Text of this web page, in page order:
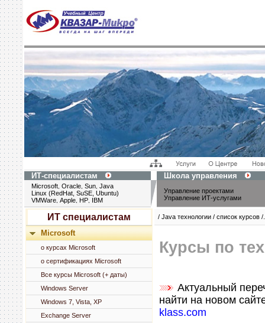
ИТ-специалистам Школа управления
Microsoft Oracle Sun Java
Linux (RedHat, SuSE, Ubuntu)
VMWare Apple HP IBM
Управление проектами
Управление ИТ-услугами
ИТ специалистам
Microsoft
о курсах Microsoft
о сертификациях Microsoft
Все курсы Microsoft (+ даты)
Windows Server
Windows 7, Vista, XP
Exchange Server
/ Java технологии / список курсов /
Курсы по
Актуальный
найти на новом
klass.com